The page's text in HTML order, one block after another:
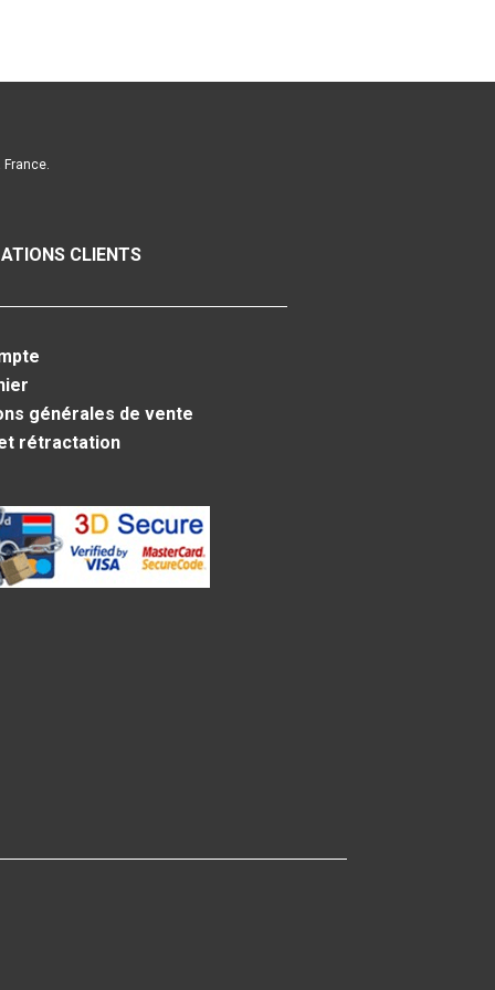
CLIENTS
générales de vente
rétractation